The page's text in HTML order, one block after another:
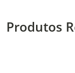
Produtos